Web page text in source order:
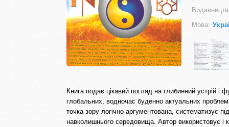
Мова:
Книга подає цікавий погляд на глибинний устрій і
глобальних, водночас буденно актуальних
точка зору логічно аргументована, систематизує
навколишнього середовища. Автор використовує і